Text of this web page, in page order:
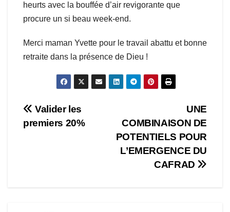
heurts avec la bouffée d’air revigorante que
procure un si beau week-end.
Merci maman Yvette pour le travail abattu et bonne
retraite dans la présence de Dieu !
Navigation
de
UNE
COMBINAISON DE
POTENTIELS POUR
L’EMERGENCE DU
CAFRAD
Valider les
premiers 20%